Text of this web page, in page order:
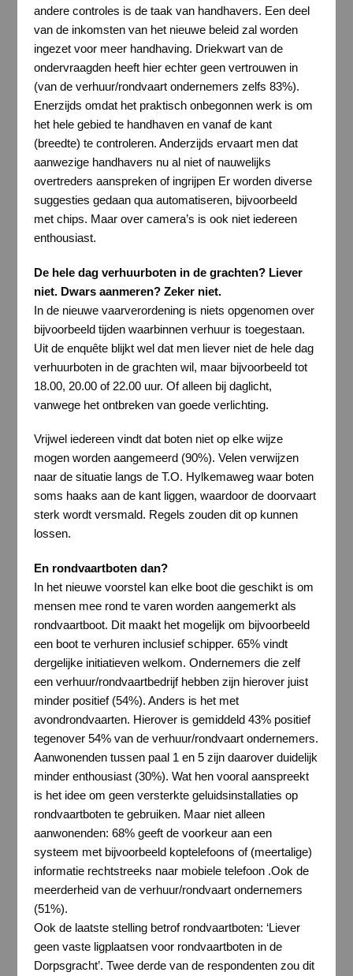
andere controles is de taak van handhavers. Een deel
van de inkomsten van het nieuwe beleid zal worden
ingezet voor meer handhaving. Driekwart van de
ondervraagden heeft hier echter geen vertrouwen in
(van de verhuur/rondvaart ondernemers zelfs 83%).
Enerzijds omdat het praktisch onbegonnen werk is om
het hele gebied te handhaven en vanaf de kant
(breedte) te controleren. Anderzijds ervaart men dat
aanwezige handhavers nu al niet of nauwelijks
overtreders aanspreken of ingrijpen Er worden diverse
suggesties gedaan qua automatiseren, bijvoorbeeld
met chips. Maar over camera’s is ook niet iedereen
enthousiast.
De hele dag verhuurboten in de grachten? Liever
niet. Dwars aanmeren? Zeker niet.
In de nieuwe vaarverordening is niets opgenomen over
bijvoorbeeld tijden waarbinnen verhuur is toegestaan.
Uit de enquête blijkt wel dat men liever niet de hele dag
verhuurboten in de grachten wil, maar bijvoorbeeld tot
18.00, 20.00 of 22.00 uur. Of alleen bij daglicht,
vanwege het ontbreken van goede verlichting.
Vrijwel iedereen vindt dat boten niet op elke wijze
mogen worden aangemeerd (90%). Velen verwijzen
naar de situatie langs de T.O. Hylkemaweg waar boten
soms haaks aan de kant liggen, waardoor de doorvaart
sterk wordt versmald. Regels zouden dit op kunnen
lossen.
En rondvaartboten dan?
In het nieuwe voorstel kan elke boot die geschikt is om
mensen mee rond te varen worden aangemerkt als
rondvaartboot. Dit maakt het mogelijk om bijvoorbeeld
een boot te verhuren inclusief schipper. 65% vindt
dergelijke initiatieven welkom. Ondernemers die zelf
een verhuur/rondvaartbedrijf hebben zijn hierover juist
minder positief (54%). Anders is het met
avondrondvaarten. Hierover is gemiddeld 43% positief
tegenover 54% van de verhuur/rondvaart ondernemers.
Aanwonenden tussen paal 1 en 5 zijn daarover duidelijk
minder enthousiast (30%). Wat hen vooral aanspreekt
is het idee om geen versterkte geluidsinstallaties op
rondvaartboten te gebruiken. Maar niet alleen
aanwonenden: 68% geeft de voorkeur aan een
systeem met bijvoorbeeld koptelefoons of (meertalige)
informatie rechtstreeks naar mobiele telefoon .Ook de
meerderheid van de verhuur/rondvaart ondernemers
(51%).
Ook de laatste stelling betrof rondvaartboten: ‘Liever
geen vaste ligplaatsen voor rondvaartboten in de
Dorpsgracht’. Twee derde van de respondenten zou dit